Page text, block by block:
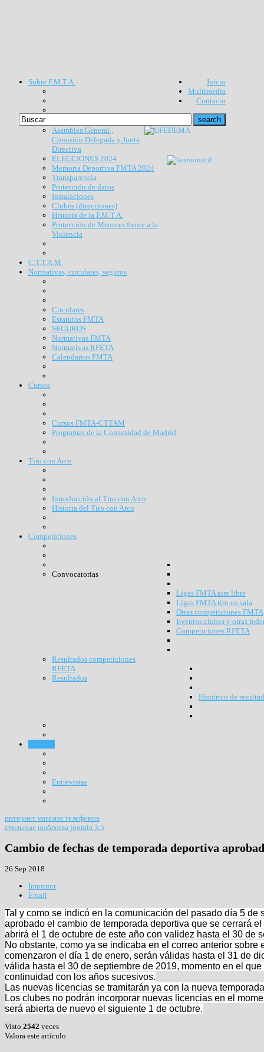
Inicio
Multimedia
Contacto
Sobre F.M.T.A.
Asamblea General ,
Comisión Delegada y Junta
Directiva
ELECCIONES 2024
Memoria Deportiva FMTA 2024
Transparencia
Protección de datos
Instalaciones
Clubes (direcciones)
Historia de la F.M.T.A.
Protección de Menores frente a la
Violencia
C.T.T.A.M.
Normativas, circulares, seguros
Circulares
Estatutos FMTA
SEGUROS
Normativas FMTA
Normativas RFETA
Calendarios FMTA
Cursos
Cursos FMTA-CTTAM
Programas de la Comunidad de Madrid
Tiro con Arco
Introducción al Tiro con Arco
Historia del Tiro con Arco
Competiciones
Convocatorias
Ligas FMTA aire libre
Ligas FMTA tiro en sala
Otras competiciones FMTA
Eventos clubes y otras
Competiciones RFETA
Resultados competiciones
RFETA
Resultados
Histórico de
Entrevistas
интернет магазин телефонов
стильные шаблоны joomla 3.5
Cambio de fechas de temporada deportiva
26 Sep 2018
Imprimir
Email
Tal y como se indicó en la comunicación del pasado día 5
aprobado el cambio de temporada deportiva que se cerrará
abrirá el 1 de octubre de este año con validez hasta el 30 de
No obstante, como ya se indicaba en el correo anterior
comenzaron el día 1 de enero, serán válidas hasta el 31 de
válida hasta el 30 de septiembre de 2019, momento en el
continuidad con los años sucesivos.
Las nuevas licencias se tramitarán ya con la nueva
Los clubes no podrán incorporar nuevas licencias en el
será abierta de nuevo el siguiente 1 de octubre.
Visto 2542 veces
Valora este artículo